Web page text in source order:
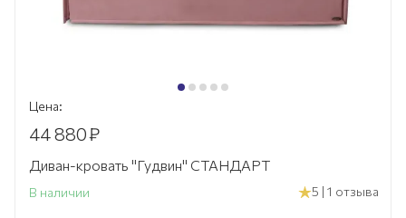
Цена:
44 880₽
Диван-кровать "Гудвин" СТАНДАРТ
В наличии 5 | 1 отзыва